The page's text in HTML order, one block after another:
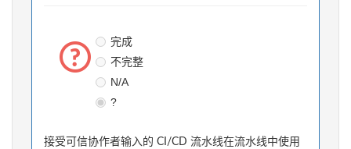
完成
不完整
N/A
?
接受可信协作者输入的 CI/CD 流水线在流水线中使用